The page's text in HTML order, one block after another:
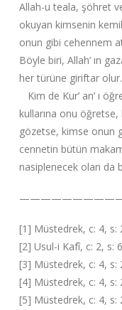
Allah-u teala, şöhret
okuyan kimsenin
onun gibi cehennem
Böyle biri, Allah’ ın
her türüne giriftar olur.
Kim de Kur’ an’ ı
kullarına onu öğretse,
gözetse, kimse onun
cennetin bütün
nasiplenecek olan da
[1] Müstedrek, c: 4, s:
[2] Usul-i Kafî, c: 2, s:
[3] Müstedrek, c: 4, s:
[4] Müstedrek, c: 4, s:
[5] Müstedrek, c: 4, s: